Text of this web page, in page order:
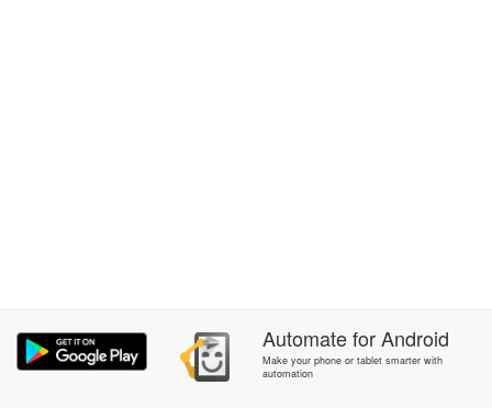
AutomateforAndroid
Make your phone or tablet smarter with
automation